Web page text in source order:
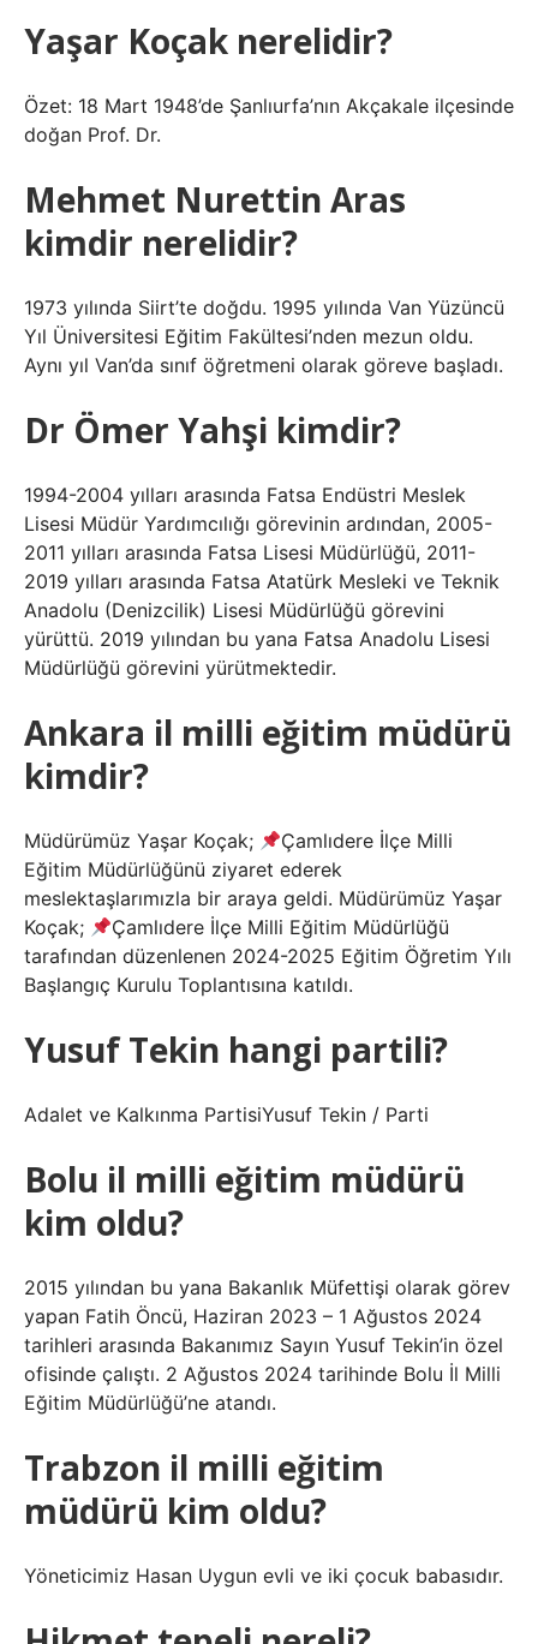
Yaşar Koçak nerelidir?
Özet: 18 Mart 1948’de Şanlıurfa’nın Akçakale ilçesinde
doğan Prof. Dr.
Mehmet Nurettin Aras
kimdir nerelidir?
1973 yılında Siirt’te doğdu. 1995 yılında Van Yüzüncü
Yıl Üniversitesi Eğitim Fakültesi’nden mezun oldu.
Aynı yıl Van’da sınıf öğretmeni olarak göreve başladı.
Dr Ömer Yahşi kimdir?
1994-2004 yılları arasında Fatsa Endüstri Meslek
Lisesi Müdür Yardımcılığı görevinin ardından, 2005-
2011 yılları arasında Fatsa Lisesi Müdürlüğü, 2011-
2019 yılları arasında Fatsa Atatürk Mesleki ve Teknik
Anadolu (Denizcilik) Lisesi Müdürlüğü görevini
yürüttü. 2019 yılından bu yana Fatsa Anadolu Lisesi
Müdürlüğü görevini yürütmektedir.
Ankara il milli eğitim müdürü
kimdir?
Müdürümüz Yaşar Koçak;
Çamlıdere İlçe Milli
Eğitim Müdürlüğünü ziyaret ederek
meslektaşlarımızla bir araya geldi. Müdürümüz Yaşar
Koçak;
Çamlıdere İlçe Milli Eğitim Müdürlüğü
tarafından düzenlenen 2024-2025 Eğitim Öğretim Yılı
Başlangıç ​​Kurulu Toplantısına katıldı.
Yusuf Tekin hangi partili?
Adalet ve Kalkınma PartisiYusuf Tekin / Parti
Bolu il milli eğitim müdürü
kim oldu?
2015 yılından bu yana Bakanlık Müfettişi olarak görev
yapan Fatih Öncü, Haziran 2023 – 1 Ağustos 2024
tarihleri ​​arasında Bakanımız Sayın Yusuf Tekin’in özel
ofisinde çalıştı. 2 Ağustos 2024 tarihinde Bolu İl Milli
Eğitim Müdürlüğü’ne atandı.
Trabzon il milli eğitim
müdürü kim oldu?
Yöneticimiz Hasan Uygun evli ve iki çocuk babasıdır.